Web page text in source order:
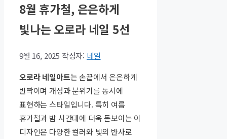
8월 휴가철, 은은하게
빛나는 오로라 네일 5선
9월 16, 2025 작성자: 네일
오로라 네일아트는 손끝에서 은은하게
반짝이며 개성과 분위기를 동시에
표현하는 스타일입니다. 특히 여름
휴가철과 밤 시간대에 더욱 돋보이는 이
디자인은 다양한 컬러와 빛의 반사로